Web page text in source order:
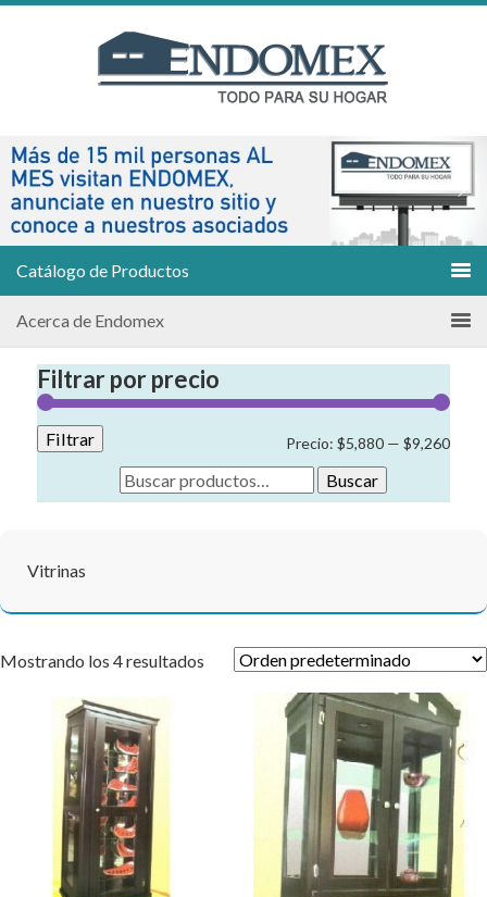
Catálogo de Productos
Acerca de Endomex
Filtrar por precio
Filtrar Precio:$5,880 —$9,260
Buscar
Vitrinas
Mostrando los 4 resultados